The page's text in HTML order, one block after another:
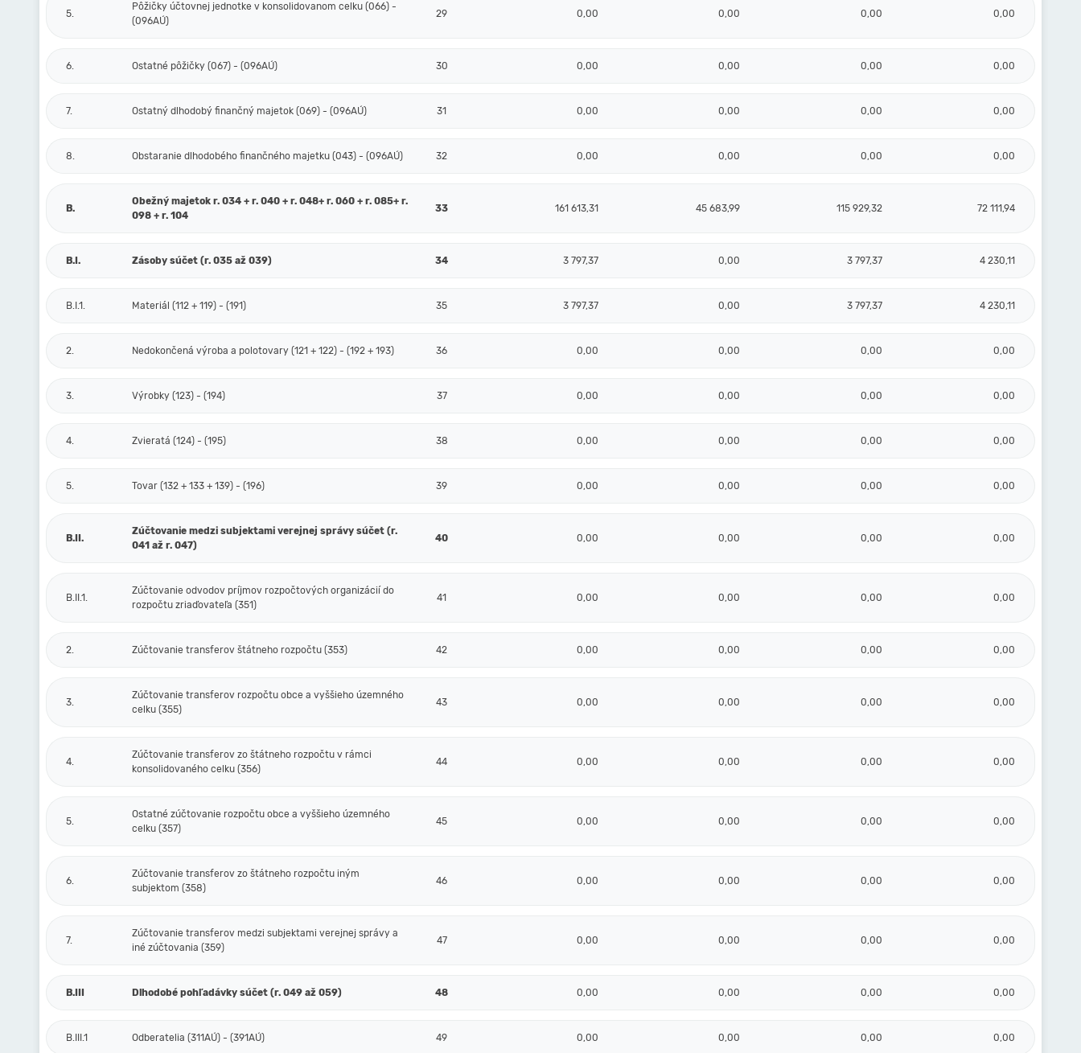
5.
Pôžičky účtovnej jednotke v konsolidovanom celku (066) -
(096AÚ)
29 0,00 0,00 0,00 0,00
6. Ostatné pôžičky (067) - (096AÚ) 30 0,00 0,00 0,00 0,00
7. Ostatný dlhodobý finančný majetok (069) - (096AÚ) 31 0,00 0,00 0,00 0,00
8. Obstaranie dlhodobého finančného majetku (043) - (096AÚ) 32 0,00 0,00 0,00 0,00
B.
Obežný majetok r. 034 + r. 040 + r. 048+ r. 060 + r. 085+ r.
098 + r. 104
33 161 613,31 45 683,99 115 929,32 72 111,94
B.I. Zásoby súčet (r. 035 až 039) 34 3 797,37 0,00 3 797,37 4 230,11
B.I.1. Materiál (112 + 119) - (191) 35 3 797,37 0,00 3 797,37 4 230,11
2. Nedokončená výroba a polotovary (121 + 122) - (192 + 193) 36 0,00 0,00 0,00 0,00
3. Výrobky (123) - (194) 37 0,00 0,00 0,00 0,00
4. Zvieratá (124) - (195) 38 0,00 0,00 0,00 0,00
5. Tovar (132 + 133 + 139) - (196) 39 0,00 0,00 0,00 0,00
B.II.
Zúčtovanie medzi subjektami verejnej správy súčet (r.
041 až r. 047)
40 0,00 0,00 0,00 0,00
B.II.1.
Zúčtovanie odvodov príjmov rozpočtových organizácií do
rozpočtu zriaďovateľa (351)
41 0,00 0,00 0,00 0,00
2. Zúčtovanie transferov štátneho rozpočtu (353) 42 0,00 0,00 0,00 0,00
3.
Zúčtovanie transferov rozpočtu obce a vyššieho územného
celku (355)
43 0,00 0,00 0,00 0,00
4.
Zúčtovanie transferov zo štátneho rozpočtu v rámci
konsolidovaného celku (356)
44 0,00 0,00 0,00 0,00
5.
Ostatné zúčtovanie rozpočtu obce a vyššieho územného
celku (357)
45 0,00 0,00 0,00 0,00
6.
Zúčtovanie transferov zo štátneho rozpočtu iným
subjektom (358)
46 0,00 0,00 0,00 0,00
7.
Zúčtovanie transferov medzi subjektami verejnej správy a
iné zúčtovania (359)
47 0,00 0,00 0,00 0,00
B.III Dlhodobé pohľadávky súčet (r. 049 až 059) 48 0,00 0,00 0,00 0,00
B.III.1 Odberatelia (311AÚ) - (391AÚ) 49 0,00 0,00 0,00 0,00